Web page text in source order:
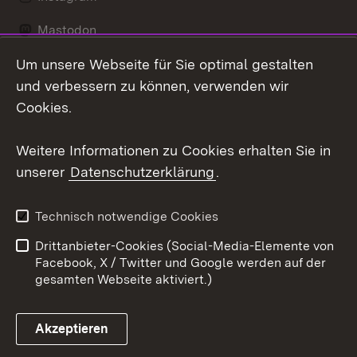
Mastodon
Messenger
Link zum Landesportal
Kontakt
Impressum
Cookies
Um unsere Webseite für Sie optimal gestalten
und verbessern zu können, verwenden wir
Cookies.
Weitere Informationen zu Cookies erhalten Sie in
unserer Datenschutzerklärung.
Technisch notwendige Cookies
Drittanbieter-Cookies (Social-Media-Elemente von
Facebook, X / Twitter und Google werden auf der
gesamten Webseite aktiviert.)
Akzeptieren